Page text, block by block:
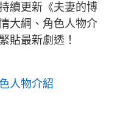
續更新《夫妻的博
大綱、角色人物介
貼最新劇透！
人物介紹